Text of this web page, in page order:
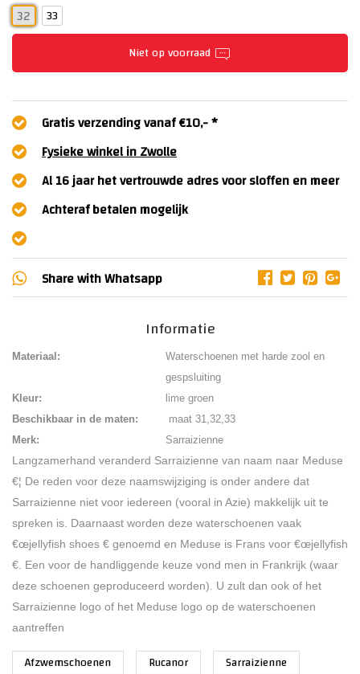
32
33
Niet op voorraad
Gratis verzending vanaf €10,- *
Fysieke winkel in Zwolle
Al 16 jaar het vertrouwde adres voor sloffen en meer
Achteraf betalen mogelijk
Share withWhatsapp
Informatie
Materiaal:
Waterschoenen met harde zool en
gespsluiting
Kleur:
lime groen
Beschikbaar in de maten:
maat 31,32,33
Merk:
Sarraizienne
Langzamerhand veranderd Sarraizienne van naam naar Meduse
€¦ De reden voor deze naamswijziging is onder andere dat
Sarraizienne niet voor iedereen (vooral in Azie) makkelijk uit te
spreken is. Daarnaast worden deze waterschoenen vaak
€œjellyfish shoes € genoemd en Meduse is Frans voor €œjellyfish
€. Een voor de handliggende keuze vond men in Frankrijk (waar
deze schoenen geproduceerd worden). U zult dan ook of het
Sarraizienne logo of het Meduse logo op de waterschoenen
aantreffen
Afzwemschoenen Rucanor
Sarraizienne